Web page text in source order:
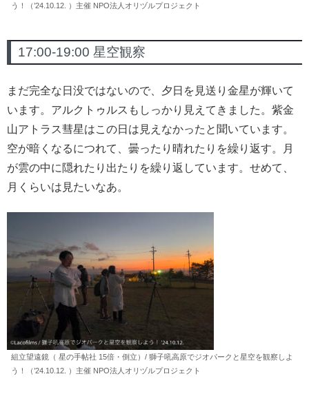
う！（’24.10.12. ）主催 NPO法人オリヅルプロジェクト
17:00-19:00 星空観察
まだ完全な日没ではないので、夕日を見送り金星が輝いて
います。アルクトゥルスもしっかり見えてきました。紫金
山アトラス彗星はこの日は見えなかったと聞いています。
空が暗くなるにつれて、曇ったり晴れたりを繰り返す。月
が雲の中に隠れたり出たりを繰り返しています。せめて、
月くらいは見たいなあ。
組立望遠鏡（ 星の手帖社 15倍・倒立）/ 獅子吼高原でジオパークと星空を観察しよ
う！（’24.10.12. ）主催 NPO法人オリヅルプロジェクト